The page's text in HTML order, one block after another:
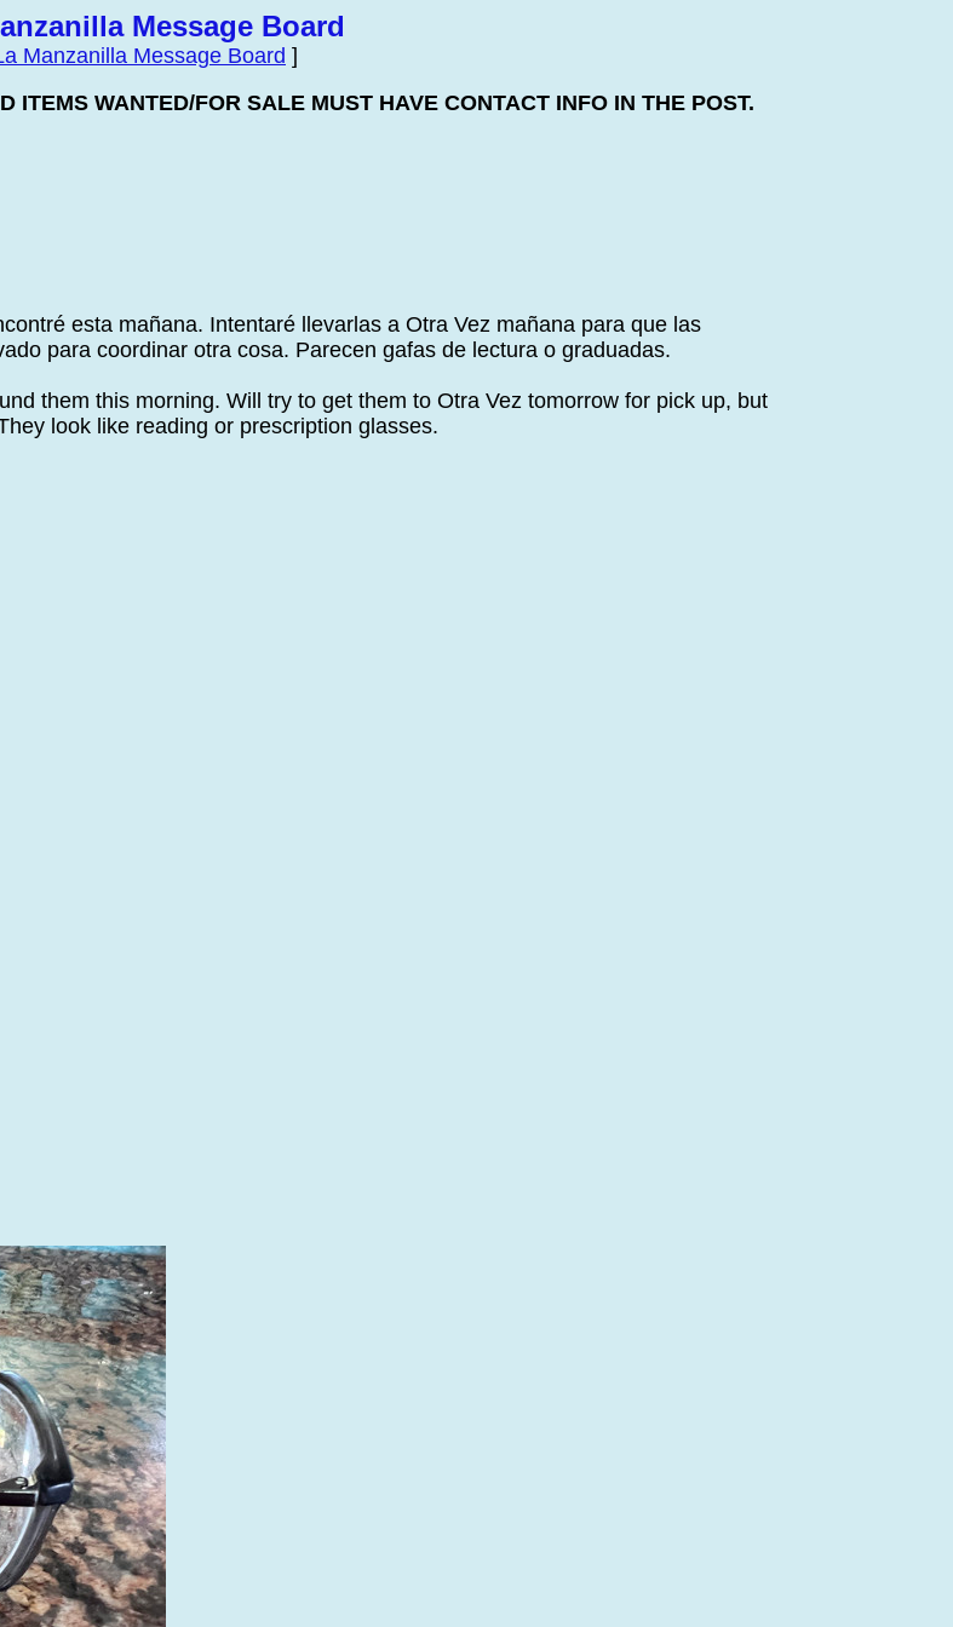
Message Board
Manzanilla Message Board ]
ITEMS WANTED/FOR SALE MUST HAVE CONTACT INFO IN THE POST.
esta mañana. Intentaré llevarlas a Otra Vez mañana para que las
para coordinar otra cosa. Parecen gafas de lectura o graduadas.
them this morning. Will try to get them to Otra Vez tomorrow for pick up, but
look like reading or prescription glasses.